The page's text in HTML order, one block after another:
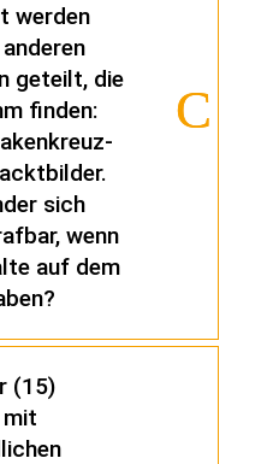
werden
geteilt, die
finden:
sich
wenn
auf dem
(15)